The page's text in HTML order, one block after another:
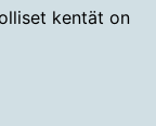
kentät on